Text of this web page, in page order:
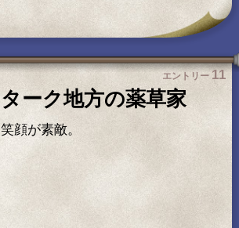
エントリー 11
ターク地方の薬草家
笑顔が素敵。